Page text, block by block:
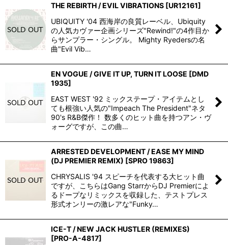
THE REBIRTH / EVIL VIBRATIONS [UR12161]
UBIQUITY '04 西海岸の良質レーベル、Ubiquity
の人気カヴァー企画シリーズ"Rewind!"の4作目か
らサンプラー・シングル。 Mighty Ryedersの名
曲"Evil Vib…
EN VOGUE / GIVE IT UP, TURN IT LOOSE [DMD
1935]
EAST WEST '92 ミックステープ・アイテムとし
ても根強い人気の"Impeach The President"ネタ
90's R&B傑作！ 数多くのヒット曲を持つアン・ヴ
ォーグですが、この曲…
ARRESTED DEVELOPMENT / EASE MY MIND
(DJ PREMIER REMIX) [SPRO 19863]
CHRYSALIS '94 スピーチを代表する大ヒット曲
ですが、こちらはGang StarrからDJ Premierによ
るドープなリミックスを収録した、テストプレス
形式オンリーの激レアな"Funky…
ICE-T / NEW JACK HUSTLER (REMIXES)
[PRO-A-4817]